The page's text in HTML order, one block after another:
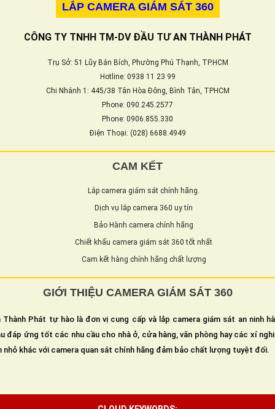
LẮP CAMERA GIÁM SÁT 360
CÔNG TY TNHH TM-DV ĐẦU TƯ AN THÀNH PHÁT
Trụ Sở: 51 Lũy Bán Bích, Phường Phú Thạnh, TP.HCM
Hotline: 0938 11 23 99
Chi Nhánh 1: 445/38 Tân Hòa Đông, Bình Tân, TPHCM
Phone: 090.245.2577
Phone: 0906.855.330
Điện Thoại: (028) 6688.4949
CAM KẾT
Lắp camera giám sát chính hãng.
Dịch vụ lắp camera 360 uy tín
Bảo Hành camera chính hãng
Chiết khấu camera giám sát 360 tốt nhất
Cam kết hàng chính hãng chất lượng
GIỚI THIỆU CAMERA GIÁM SÁT 360
Thành Phát tự hào là đơn vị cung cấp và lắp camera giám sát an ninh
đáp ứng tốt các nhu cầu cho nhà ở, cửa hàng, văn phòng hay các xí
nhỏ khác với camera quan sát chính hãng đảm bảo chất lượng tuyệt đối.